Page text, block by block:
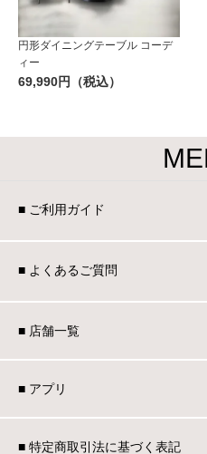
円形ダイニングテーブル コーデ
ィー
69,990円（税込）
■ ご利用ガイド
■ よくあるご質問
■ 店舗一覧
■ アプリ
■ 特定商取引法に基づく表記